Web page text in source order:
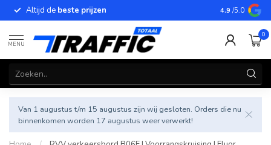
Altijd de beste prijzen Betrouwbare
4.9 /5.0
MENU
0
Van 1 augustus t/m 15 augustus zijn wij gesloten. Orders die nu
binnenkomen worden 17 augustus weer verwerkt!